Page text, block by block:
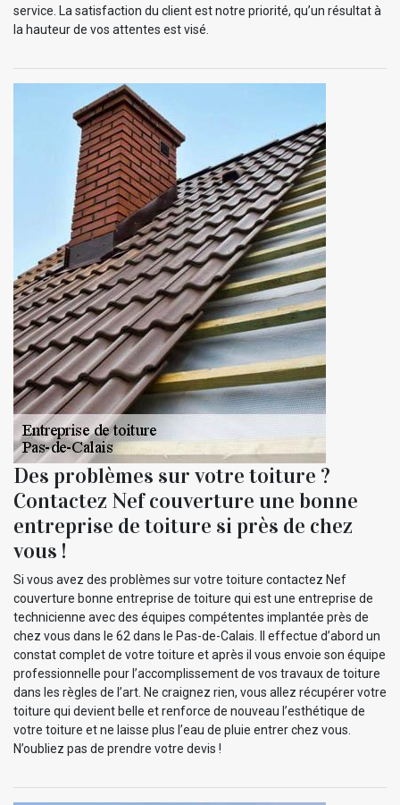
service. La satisfaction du client est notre priorité, qu’un résultat à
la hauteur de vos attentes est visé.
Des problèmes sur votre toiture ?
Contactez Nef couverture une bonne
entreprise de toiture si près de chez
vous !
Si vous avez des problèmes sur votre toiture contactez Nef
couverture bonne entreprise de toiture qui est une entreprise de
technicienne avec des équipes compétentes implantée près de
chez vous dans le 62 dans le Pas-de-Calais. Il effectue d’abord un
constat complet de votre toiture et après il vous envoie son équipe
professionnelle pour l’accomplissement de vos travaux de toiture
dans les règles de l’art. Ne craignez rien, vous allez récupérer votre
toiture qui devient belle et renforce de nouveau l’esthétique de
votre toiture et ne laisse plus l’eau de pluie entrer chez vous.
N’oubliez pas de prendre votre devis !